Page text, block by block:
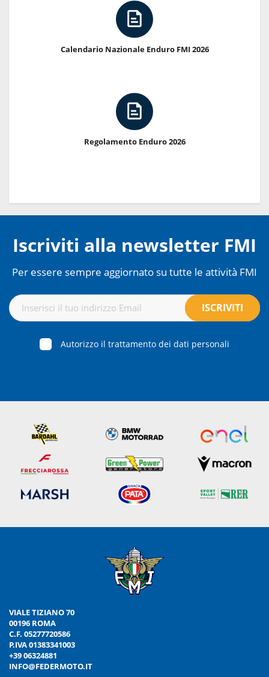
Calendario Nazionale Enduro FMI 2026
Regolamento Enduro 2026
Iscriviti alla newsletter FMI
Per essere sempre aggiornato su tutte le attività FMI
Autorizzo il trattamento dei dati personali
VIALE TIZIANO 70
00196 ROMA
C.F. 05277720586
P.IVA 01383341003
+39 06324881
INFO@FEDERMOTO.IT